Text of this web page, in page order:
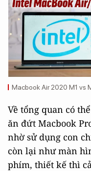
Macbook Air 2020 M1 vs
Về tổng quan có
ăn đứt Macbook
nhờ sử dụng con
còn lại như màn
phím, thiết kế thì